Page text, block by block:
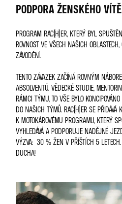
PODPORA ŽENSKÉHO
PROGRAM RAC(H)ER, KTERÝ BYL
ROVNOST VE VŠECH NAŠICH
ZÁVODĚNÍ.
TENTO ZÁVAZEK ZAČÍNÁ ROVNÝM
ABSOLVENTŮ. VĚDECKÉ STUDIE,
RÁMCI TÝMU, TO VŠE BYLO
DO NAŠICH TÝMŮ. RAC(H)ER SE
K MOTOKÁROVÉMU PROGRAMU, KTERÝ
VYHLEDÁVÁ A PODPORUJE NADĚJNÉ
VÝZVA: 30 % ŽEN V PŘÍŠTÍCH 5
DUCHA!